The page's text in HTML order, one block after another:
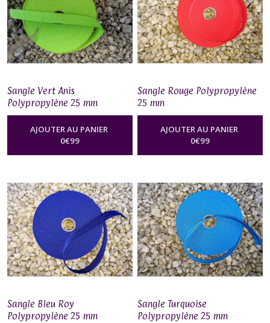
Sangle Vert Anis
Polypropylène 25 mm
AJOUTER AU PANIER
0€99
Sangle Rouge Polypropylène
25 mm
AJOUTER AU PANIER
0€99
Sangle Bleu Roy
Polypropylène 25 mm
Sangle Turquoise
Polypropylène 25 mm